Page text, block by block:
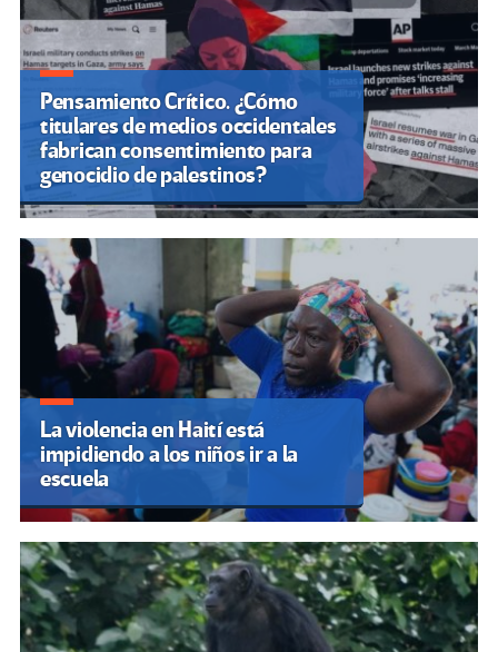
Pensamiento Crítico. ¿Cómo
titulares de medios occidentales
fabrican consentimiento para
genocidio de palestinos?
La violencia en Haití está
impidiendo a los niños ir a la
escuela